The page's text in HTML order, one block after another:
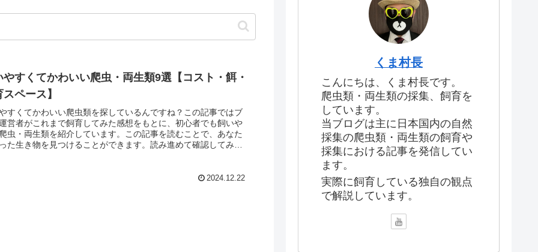
やすくてかわいい爬虫・両生類9選【コスト・餌・
ペース】
すくてかわいい爬虫類を探しているんですね？この記事ではブ
営者がこれまで飼育してみた感想をもとに、初心者でも飼いや
虫・両生類を紹介しています。この記事を読むことで、あなた
た生き物を見つけることができます。読み進めて確認してみて
2024.12.22
くま村長
こんにちは、くま村長です。
爬虫類・両生類の採集、飼育を
しています。
当ブログは主に日本国内の自然
採集の爬虫類・両生類の飼育や
採集における記事を発信してい
ます。
実際に飼育している独自の観点
で解説しています。